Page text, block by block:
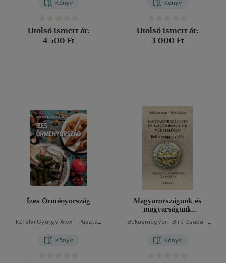
Könyv
Utolsó ismert ár:
4 500 Ft
Könyv
Utolsó ismert ár:
3 000 Ft
Ízes Örményország
Kőfalvi György Alex - Pusztay
Könyv
Magyarországunk és
magyarságunk
Békásmegyeri-Bíró Csaba -
Könyv